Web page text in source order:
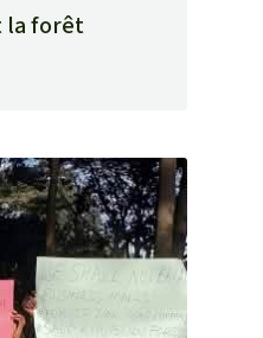
la forêt